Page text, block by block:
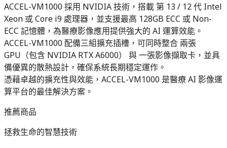
ACCEL-VM1000 採用 NVIDIA 技術，搭載 第 13 / 12 代 Intel
Xeon 或 Core i9 處理器，並支援最高 128GB ECC 或 Non-
ECC 記憶體，為醫療影像應用提供強大的 AI 運算效能。
ACCEL-VM1000 配備三組擴充插槽，可同時整合 兩張
GPU（包含 NVIDIA RTX A6000） 與 一張影像擷取卡，並具
備優異的散熱設計，確保系統長期穩定運作。
憑藉卓越的擴充性與效能，ACCEL-VM1000 是醫療 AI 影像運
算平台的最佳解決方案。
推薦商品
拯救生命的智慧技術